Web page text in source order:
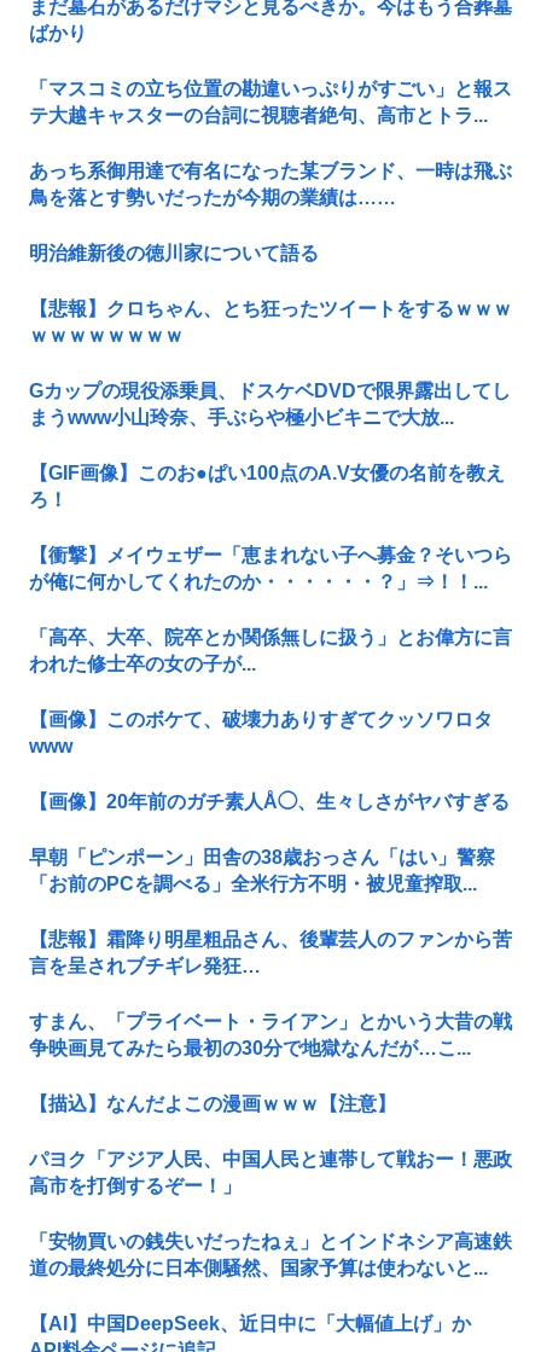
まだ墓石があるだけマシと見るべきか。今はもう合葬墓
ばかり
「マスコミの立ち位置の勘違いっぷりがすごい」と報ス
テ大越キャスターの台詞に視聴者絶句、高市とトラ...
あっち系御用達で有名になった某ブランド、一時は飛ぶ
鳥を落とす勢いだったが今期の業績は……
明治維新後の徳川家について語る
【悲報】クロちゃん、とち狂ったツイートをするｗｗｗ
ｗｗｗｗｗｗｗｗ
Gカップの現役添乗員、ドスケベDVDで限界露出してし
まうwww小山玲奈、手ぶらや極小ビキニで大放...
【GIF画像】このお●ぱい100点のA.V女優の名前を教え
ろ！
【衝撃】メイウェザー「恵まれない子へ募金？そいつら
が俺に何かしてくれたのか・・・・・・？」⇒！！...
「高卒、大卒、院卒とか関係無しに扱う」とお偉方に言
われた修士卒の女の子が...
【画像】このボケて、破壊力ありすぎてクッソワロタ
www
【画像】20年前のガチ素人Å◯、生々しさがヤバすぎる
早朝「ピンポーン」田舎の38歳おっさん「はい」警察
「お前のPCを調べる」全米行方不明・被児童搾取...
【悲報】霜降り明星粗品さん、後輩芸人のファンから苦
言を呈されブチギレ発狂…
すまん、「プライベート・ライアン」とかいう大昔の戦
争映画見てみたら最初の30分で地獄なんだが…こ...
【描込】なんだよこの漫画ｗｗｗ【注意】
パヨク「アジア人民、中国人民と連帯して戦おー！悪政
高市を打倒するぞー！」
「安物買いの銭失いだったねぇ」とインドネシア高速鉄
道の最終処分に日本側騒然、国家予算は使わないと...
【AI】中国DeepSeek、近日中に「大幅値上げ」か